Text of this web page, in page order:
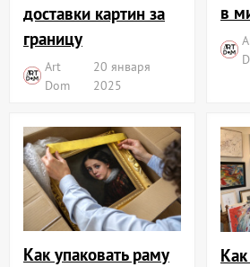
доставки картин за
границу
Art
Dom
20 января
2025
в
Как упаковать раму